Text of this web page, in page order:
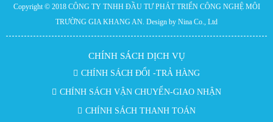
Copyright © 2018 CÔNG TY TNHH ĐẦU TƯ PHÁT TRIỂN CÔNG NGHỆ MÔI
TRƯỜNG GIA KHANG AN . Design by Nina Co., Ltd
CHÍNH SÁCH DỊCH VỤ
CHÍNH SÁCH ĐỔI -TRẢ HÀNG
CHÍNH SÁCH VẬN CHUYỂN-GIAO NHẬN
CHÍNH SÁCH THANH TOÁN